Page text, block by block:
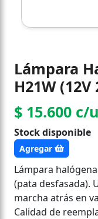
Lámpara
H21W
$ 15.600 c/u
Stock disponible
Agregar
Lámpara
(pata desfasada).
marcha atrás en
Calidad de